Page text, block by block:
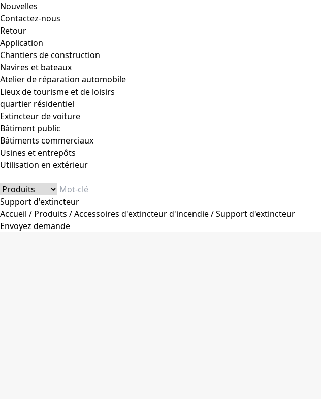
Nouvelles
Contactez-nous
Retour
Application
Chantiers de construction
Navires et bateaux
Atelier de réparation automobile
Lieux de tourisme et de loisirs
quartier résidentiel
Extincteur de voiture
Bâtiment public
Bâtiments commerciaux
Usines et entrepôts
Utilisation en extérieur
Support d'extincteur
Accueil / Produits /Accessoires d'extincteur d'incendie/Support d'extincteur
Envoyez demande